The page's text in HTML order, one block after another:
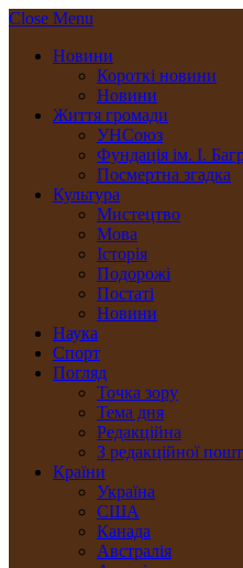
Close Menu
Новини
Короткі новини
Новини
Життя громади
УНСоюз
Фундація ім. І.
Посмертна згадка
Культура
Мистецтво
Мова
Історія
Подорожі
Постаті
Новини
Наука
Спорт
Погляд
Точка зору
Тема дня
Редакційна
З редакційної
Країни
Україна
США
Канада
Австралія